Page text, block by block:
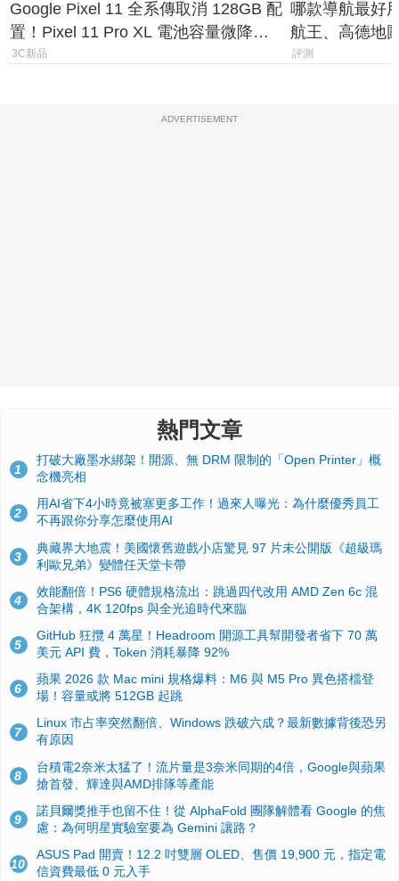
Google Pixel 11 全系傳取消 128GB 配
置！Pixel 11 Pro XL 電池容量微降
1.6%
3C新品
哪款導航最好
航王、高德地
測懶人包
評測
ADVERTISEMENT
熱門文章
1
打破大廠墨水綁架！開源、無 DRM 限制的「Open Printer」概
念機亮相
2
用AI省下4小時竟被塞更多工作！過來人曝光：為什麼優秀員工
不再跟你分享怎麼使用AI
3
典藏界大地震！美國懷舊遊戲小店驚見 97 片未公開版《超級瑪
利歐兄弟》變體任天堂卡帶
4
效能翻倍！PS6 硬體規格流出：跳過四代改用 AMD Zen 6c 混
合架構，4K 120fps 與全光追時代來臨
5
GitHub 狂攬 4 萬星！Headroom 開源工具幫開發者省下 70 萬
美元 API 費，Token 消耗暴降 92%
6
蘋果 2026 款 Mac mini 規格爆料：M6 與 M5 Pro 異色搭檔登
場！容量或將 512GB 起跳
7
Linux 市占率突然翻倍、Windows 跌破六成？最新數據背後恐另
有原因
8
台積電2奈米太猛了！流片量是3奈米同期的4倍，Google與蘋果
搶首發、輝達與AMD排隊等產能
9
諾貝爾獎推手也留不住！從 AlphaFold 團隊解體看 Google 的焦
慮：為何明星實驗室要為 Gemini 讓路？
10
ASUS Pad 開賣！12.2 吋雙層 OLED、售價 19,900 元，指定電
信資費最低 0 元入手